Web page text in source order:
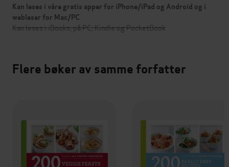
Kan leses i våre gratis apper for iPhone/iPad og Android og i
webleser for Mac/PC
Kan leses i iBooks, på PC, Kindle og PocketBook
Flere bøker av samme forfatter